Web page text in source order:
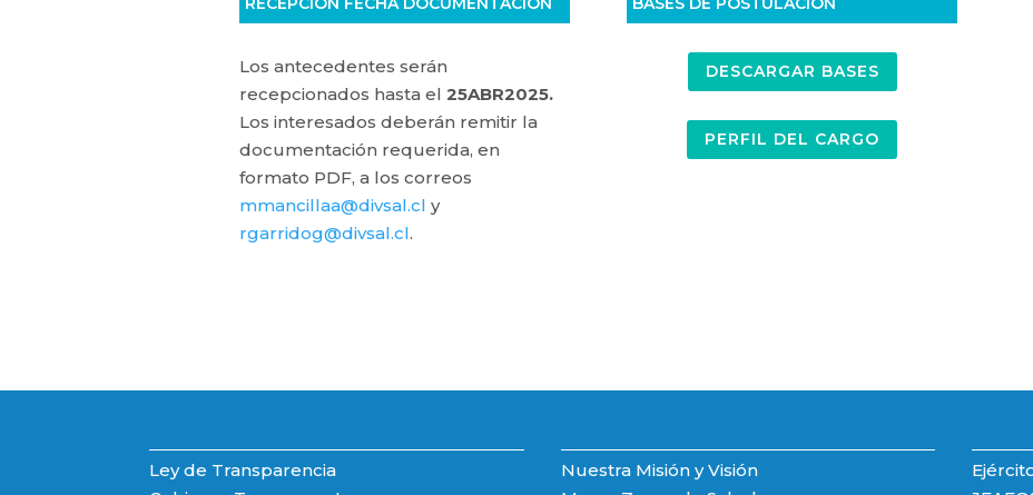
Los antecedentes serán
recepcionados hasta el25ABR2025.
Los interesados deberán remitir la
documentación requerida, en
formato PDF, a los correos
mmancillaa@divsal.cl y
rgarridog@divsal.cl.
DESCARGAR BASES
PERFIL DEL CARGO
Ley de Transparencia
Nuestra Misión y Visión